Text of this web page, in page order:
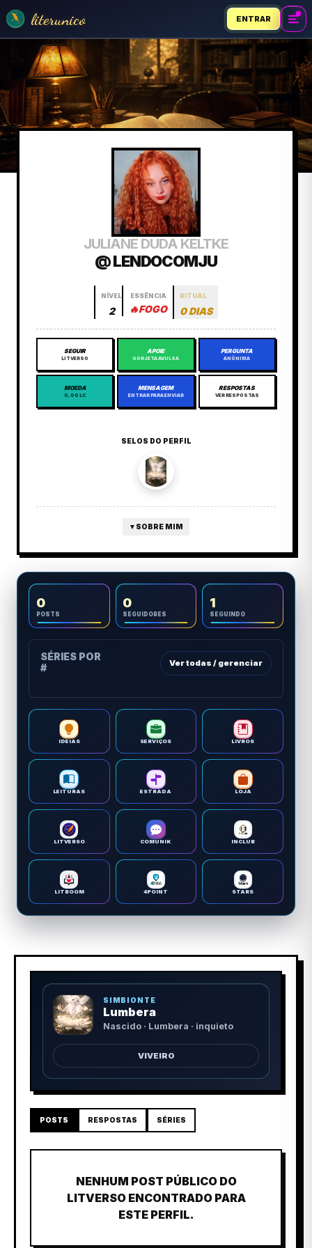
literunico ENTRAR
JULIANE DUDA KELTKE
@ LENDOCOMJU
NÍVEL
2
ESSÊNCIA
🔥FOGO
RITUAL
0 DIAS
SEGUIR
LITVERSO
APOIE
GORJETA AVULSA
PERGUNTA
ANÔNIMA
MOEDA
0,00 LC
MENSAGEM
ENTRAR PARA ENVIAR
RESPOSTAS
VER RESPOSTAS
SELOS DO PERFIL
▼ SOBRE MIM
0
POSTS
0
SEGUIDORES
1
SEGUINDO
SÉRIES POR
#
Ver todas / gerenciar
IDEIAS SERVIÇOS LIVROS
LEITURAS ESTRADA LOJA
LITVERSO COMUNIK INCLUB
LITBOOM 4POINT STARS
SIMBIONTE
Lumbera
Nascido · Lumbera · inquieto
VIVEIRO
POSTS RESPOSTAS SÉRIES
NENHUM POST PÚBLICO DO
LITVERSO ENCONTRADO PARA
ESTE PERFIL.